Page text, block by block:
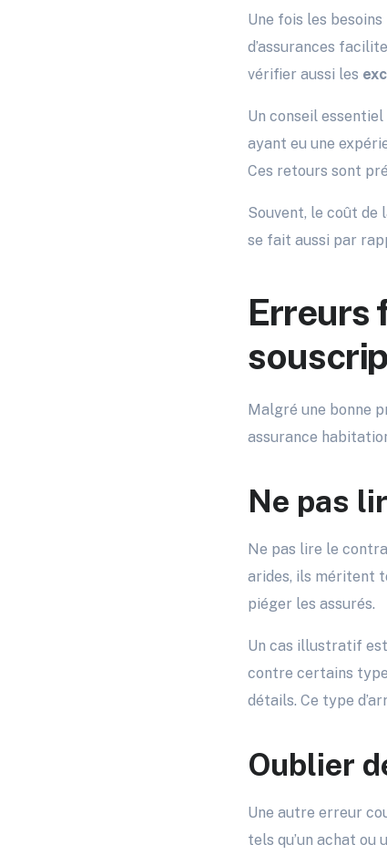
Une fois les
d’assurances
vérifier aussi les
Un conseil
ayant eu une
Ces retours sont
Souvent, le coût de
se fait aussi par
Erreurs
Malgré une bonne
assurance
Ne pas
Ne pas lire le
arides, ils méritent
piéger les assurés.
Un cas illustratif
contre certains
détails. Ce type
Oublier
Une autre erreur
tels qu’un achat ou